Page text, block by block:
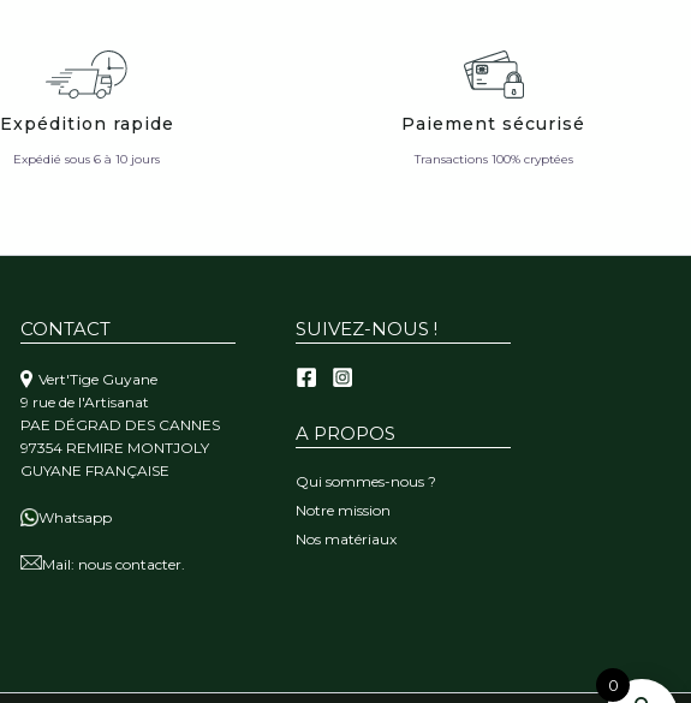
Expédition rapide
Expédié sous 6 à 10 jours
Paiement sécurisé
Transactions 100% cryptées
CONTACT
Vert'Tige Guyane
9 rue de l'Artisanat
PAE DÉGRAD DES CANNES
97354 REMIRE MONTJOLY
GUYANE FRANÇAISE
Whatsapp
Mail: nous contacter.
SUIVEZ-NOUS !
A PROPOS
Qui sommes-nous ?
Notre mission
Nos matériaux
0